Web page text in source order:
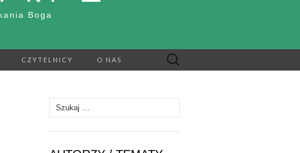
Boga
CZYTELNICY O NAS Szukaj:
Szukaj: